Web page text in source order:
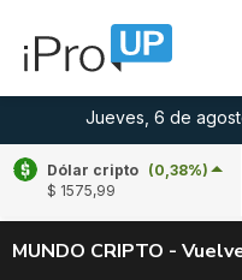
Jueves, 6 de
Dólar cripto (0,38%)
$ 1575,99
(-2,79%)
1,04
MUNDO CRIPTO -